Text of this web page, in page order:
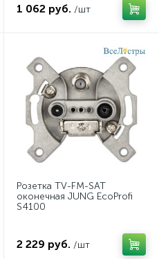
1 062 руб. /шт
Розетка TV-FM-SAT
оконечная JUNG EcoProfi
S4100
2 229 руб. /шт